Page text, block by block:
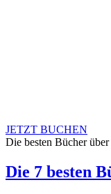
JETZT BUCHEN
Die besten Bücher
Die 7 besten